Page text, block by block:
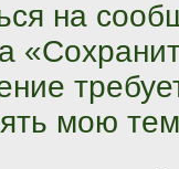
на
мою